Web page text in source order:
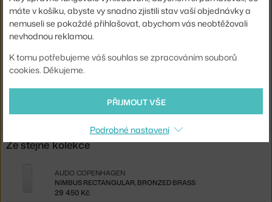
Materiál:
sklo, mosaz, MDF
Kód produktu AUD-71019-000617
EAN
5709262044221
Shopping from the EU? Switch toNimbus Rectangular, brass
Ze stejné kolekce
NIMBUS RECTANGULAR, BRONZED BRASS
AUDO COPENHAGEN
29 450 Kč
máte v košíku, abyste vy snadno zjistili stav vaší objednávky a
nemuseli se pokaždé přihlašovat, abychom vás neobtěžovali
nevhodnou reklamou.
K tomu potřebujeme váš souhlas se zpracováním souborů
cookies. Děkujeme.
PŘIJMOUT VŠE
Podrobné nastavení